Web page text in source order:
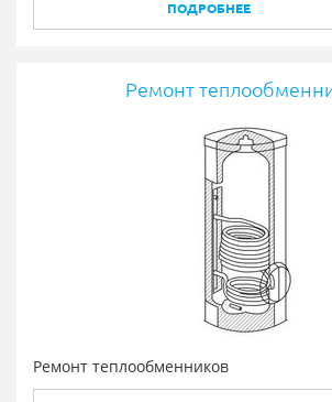
ПОДРОБНЕЕ
Ремонт
Ремонт теплообменников